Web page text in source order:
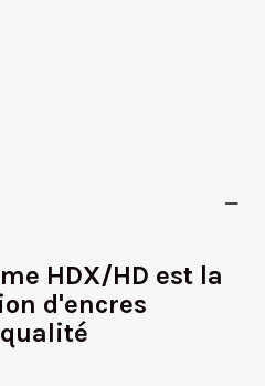
HDX/HD est la
d'encres